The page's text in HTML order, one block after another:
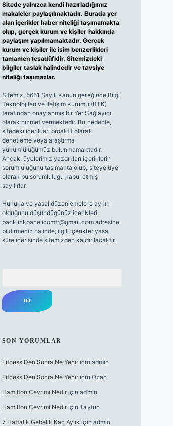
Sitede yalnızca kendi hazırladığımız
makaleler paylaşılmaktadır. Burada yer
alan içerikler haber niteliği taşımamakta
olup, gerçek kurum ve kişiler hakkında
paylaşım yapılmamaktadır. Gerçek
kurum ve kişiler ile isim benzerlikleri
tamamen tesadüfidir. Sitemizdeki
bilgiler taslak halindedir ve tavsiye
niteliği taşımazlar.
Sitemiz, 5651 Sayılı Kanun gereğince Bilgi
Teknolojileri ve İletişim Kurumu (BTK)
tarafından onaylanmış bir Yer Sağlayıcı
olarak hizmet vermektedir. Bu nedenle,
sitedeki içerikleri proaktif olarak
denetleme veya araştırma
yükümlülüğümüz bulunmamaktadır.
Ancak, üyelerimiz yazdıkları içeriklerin
sorumluluğunu taşımakta olup, siteye üye
olarak bu sorumluluğu kabul etmiş
sayılırlar.
Hukuka ve yasal düzenlemelere aykırı
olduğunu düşündüğünüz içerikleri,
backlinkpanelicomtr@gmail.comadresine
bildirmeniz halinde, ilgili içerikler yasal
süre içerisinde sitemizden kaldırılacaktır.
SON YORUMLAR
Fitness Den Sonra Ne Yeniriçin admin
Fitness Den Sonra Ne Yeniriçin Ozan
Hamilton Çevrimi Nediriçin admin
Hamilton Çevrimi Nediriçin Tayfun
7 Haftalık Gebelik Kaç Aylık için admin